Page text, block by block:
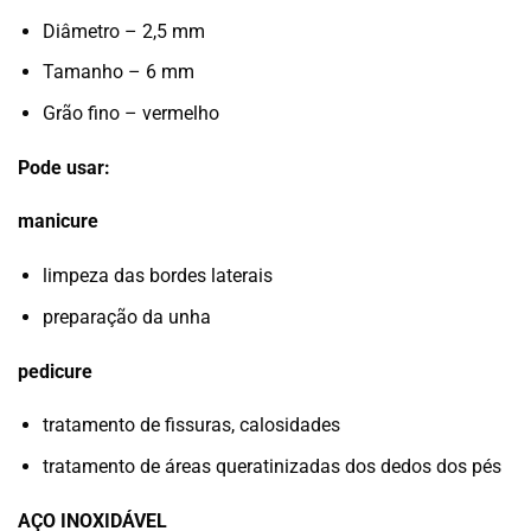
Diâmetro – 2,5 mm
Tamanho – 6 mm
Grão fino – vermelho
Pode usar:
manicure
limpeza das bordes laterais
preparação da unha
pedicure
tratamento de fissuras, calosidades
tratamento de áreas queratinizadas dos dedos dos pés
AÇO INOXIDÁVEL